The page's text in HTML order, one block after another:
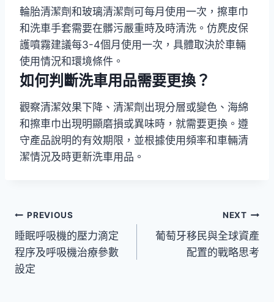
輪胎清潔劑和玻璃清潔劑可每月使用一次，擦車巾
和洗車手套需要在髒污嚴重時及時清洗。仿麂皮保
護噴霧建議每3-4個月使用一次，具體取決於車輛
使用情況和環境條件。
如何判斷洗車用品需要更換？
觀察清潔效果下降、清潔劑出現分層或變色、海綿
和擦車巾出現明顯磨損或異味時，就需要更換。遵
守產品說明的有效期限，並根據使用頻率和車輛清
潔情況及時更新洗車用品。
文
章
導
PREVIOUS
睡眠呼吸機的壓力滴定
程序及呼吸機治療參數
設定
NEXT
葡萄牙移民與全球資產
配置的戰略思考